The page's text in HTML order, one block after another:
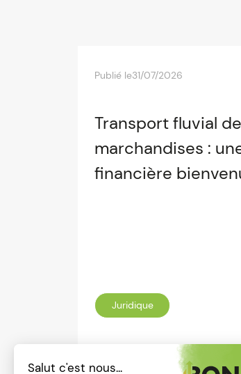
Publié le31/07/2026
Transport fluvial de
marchandises :
financière
Juridique